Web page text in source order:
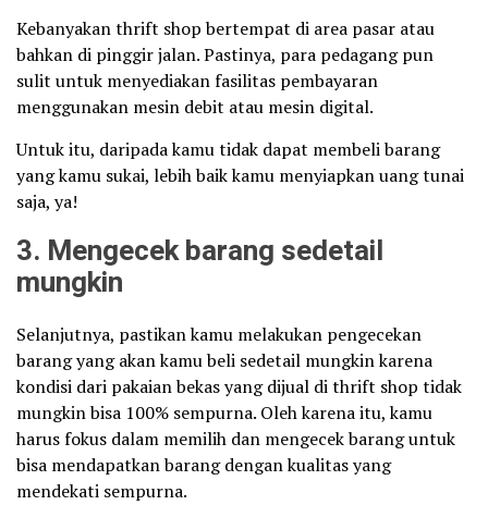
Kebanyakan thrift shop bertempat di area pasar atau
bahkan di pinggir jalan. Pastinya, para pedagang pun
sulit untuk menyediakan fasilitas pembayaran
menggunakan mesin debit atau mesin digital.
Untuk itu, daripada kamu tidak dapat membeli barang
yang kamu sukai, lebih baik kamu menyiapkan uang tunai
saja, ya!
3. Mengecek barang sedetail
mungkin
Selanjutnya, pastikan kamu melakukan pengecekan
barang yang akan kamu beli sedetail mungkin karena
kondisi dari pakaian bekas yang dijual di thrift shop tidak
mungkin bisa 100% sempurna. Oleh karena itu, kamu
harus fokus dalam memilih dan mengecek barang untuk
bisa mendapatkan barang dengan kualitas yang
mendekati sempurna.